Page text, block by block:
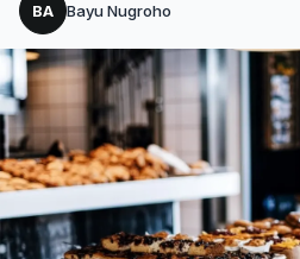
BA Bayu Nugroho